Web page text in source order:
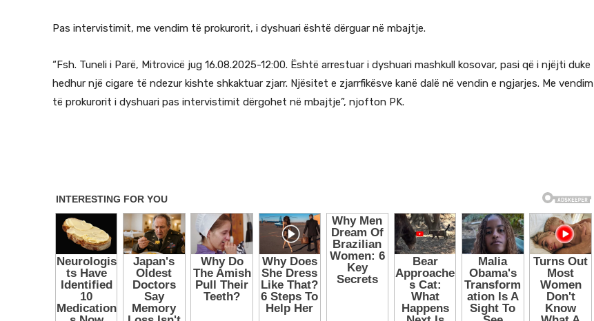
Pas intervistimit, me vendim të prokurorit, i dyshuari është dërguar në mbajtje.
“Fsh. Tuneli i Parë, Mitrovicë jug 16.08.2025-12:00. Është arrestuar i dyshuari mashkull kosovar, pasi që i njëjti duke
hedhur një cigare të ndezur kishte shkaktuar zjarr. Njësitet e zjarrfikësve kanë dalë në vendin e ngjarjes. Me vendim
të prokurorit i dyshuari pas intervistimit dërgohet në mbajtje”, njofton PK.